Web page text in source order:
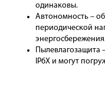
одинаковы.
Автономность –
периодической
Пылевлагозащита
IP6X и могут